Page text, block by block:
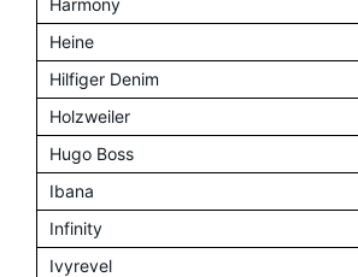
Heine
Hilfiger Denim
Holzweiler
Hugo Boss
Ibana
Infinity
Ivyrevel